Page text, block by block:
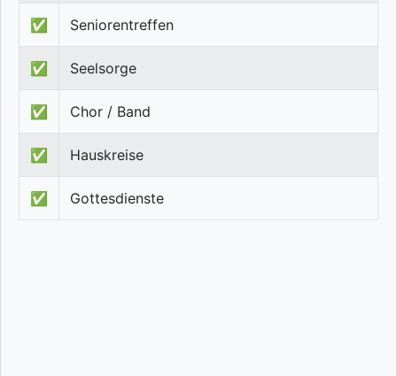
✅ Seniorentreffen
✅ Seelsorge
✅ Chor / Band
✅ Hauskreise
✅ Gottesdienste